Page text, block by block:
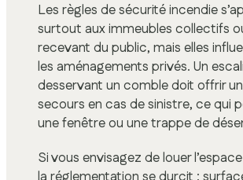
Les règles de sécurité incendie
surtout aux immeubles collectifs
recevant du public, mais elles
les aménagements privés. Un
desservant un comble doit offrir
secours en cas de sinistre, ce qui
une fenêtre ou une trappe de
Si vous envisagez de louer